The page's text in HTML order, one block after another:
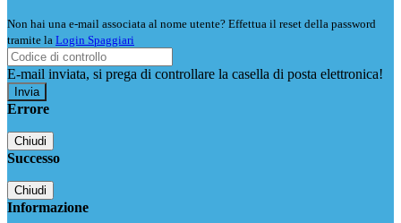
Non hai una e-mail associata al nome utente? Effettua il reset della password
tramite la Login Spaggiari
E-mail inviata, si prega di controllare la casella di posta elettronica!
Errore
Chiudi
Successo
Chiudi
Informazione